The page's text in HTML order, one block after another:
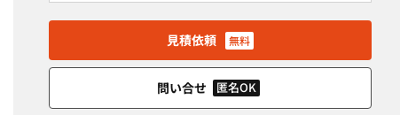
見積依頼 無料
問い合せ 匿名OK